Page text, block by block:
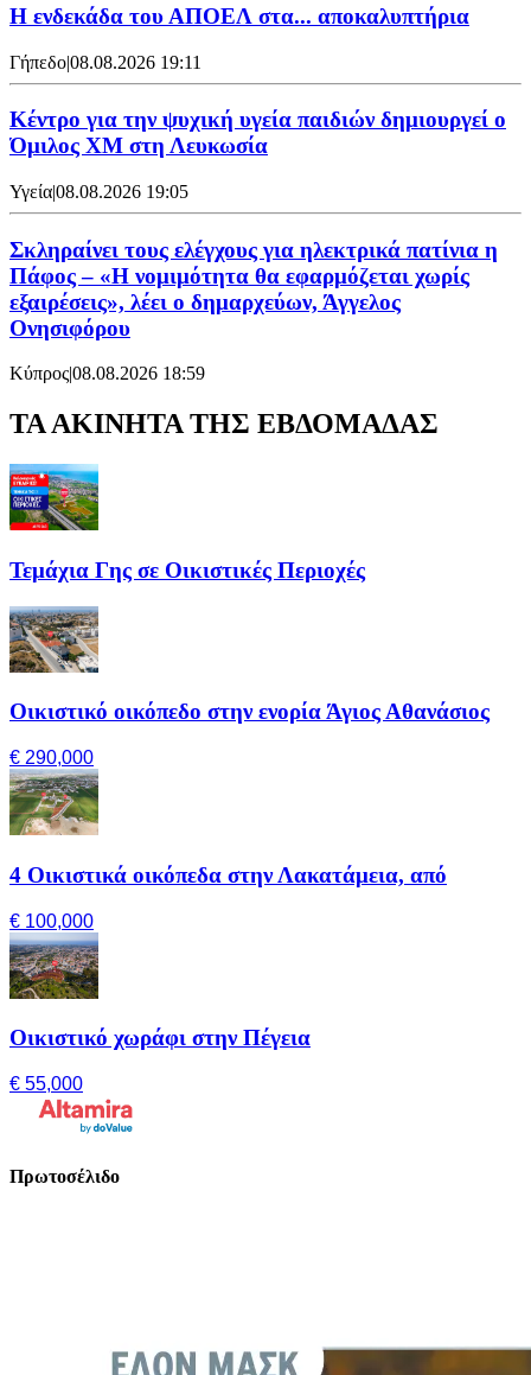
Η ενδεκάδα του ΑΠΟΕΛ στα... αποκαλυπτήρια
Γήπεδο|08.08.2026 19:11
Κέντρο για την ψυχική υγεία παιδιών δημιουργεί ο
Όμιλος XM στη Λευκωσία
Υγεία|08.08.2026 19:05
Σκληραίνει τους ελέγχους για ηλεκτρικά πατίνια η
Πάφος – «Η νομιμότητα θα εφαρμόζεται χωρίς
εξαιρέσεις», λέει ο δημαρχεύων, Άγγελος
Ονησιφόρου
Κύπρος|08.08.2026 18:59
ΤΑ ΑΚΙΝΗΤΑ ΤΗΣ ΕΒΔΟΜΑΔΑΣ
Τεμάχια Γης σε Οικιστικές Περιοχές
Οικιστικό οικόπεδο στην ενορία Άγιος Αθανάσιος
€ 290,000
4 Οικιστικά οικόπεδα στην Λακατάμεια, από
€ 100,000
Οικιστικό χωράφι στην Πέγεια
€ 55,000
Πρωτοσέλιδο